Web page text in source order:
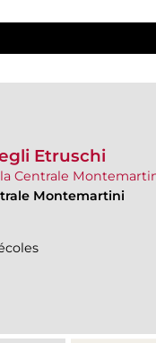
Etruschi
Centrale
Montemartini